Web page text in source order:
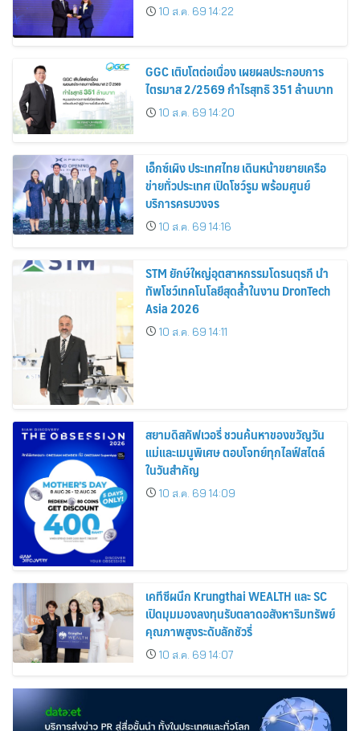
10 ส.ค. 69 14:22
GGC เติบโตต่อเนื่อง เผยผลประกอบการ
ไตรมาส 2/2569 กำไรสุทธิ 351 ล้านบาท
10 ส.ค. 69 14:20
เอ็กซ์เผิง ประเทศไทย เดินหน้าขยายเครือ
ข่ายทั่วประเทศ เปิดโชว์รูม พร้อมศูนย์
บริการครบวงจร
10 ส.ค. 69 14:16
STM ยักษ์ใหญ่อุตสาหกรรมโดรนตุรกี นำ
ทัพโชว์เทคโนโลยีสุดล้ำในงาน DronTech
Asia 2026
10 ส.ค. 69 14:11
สยามดิสคัฟเวอรี่ ชวนค้นหาของขวัญวัน
แม่และเมนูพิเศษ ตอบโจทย์ทุกไลฟ์สไตล์
ในวันสำคัญ
10 ส.ค. 69 14:09
เคทีซีผนึก Krungthai WEALTH และ SC
เปิดมุมมองลงทุนรับตลาดอสังหาริมทรัพย์
คุณภาพสูงระดับลักชัวรี่
10 ส.ค. 69 14:07